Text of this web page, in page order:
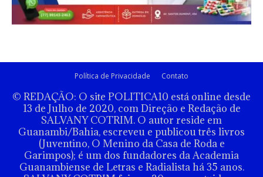
Política de Privacidade Contato
© REDAÇÃO: O site POLITICA10 está online desde
13 de Julho de 2020, com Direção e Redação de
SALVANY COTRIM. O autor reside em
Guanambi/Bahia, escreveu e publicou três livros
(Juventino, O Menino da Casa de Roda e
Garimpos); é um dos fundadores da Academia
Guanambiense de Letras e Radialista há 35 anos.